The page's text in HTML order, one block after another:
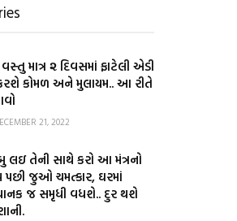
માત્ર ૨ દિવસમાં ફાટેલી એડી
કોમળ અને મુલાયમ.. આ રીતે
21, 2022
લઇ તેની સાથે કરો આ મંત્રનો
પછી જુઓ ચમત્કાર, ઘરમાં
જ સમૃધી વધશે.. દુર થશે